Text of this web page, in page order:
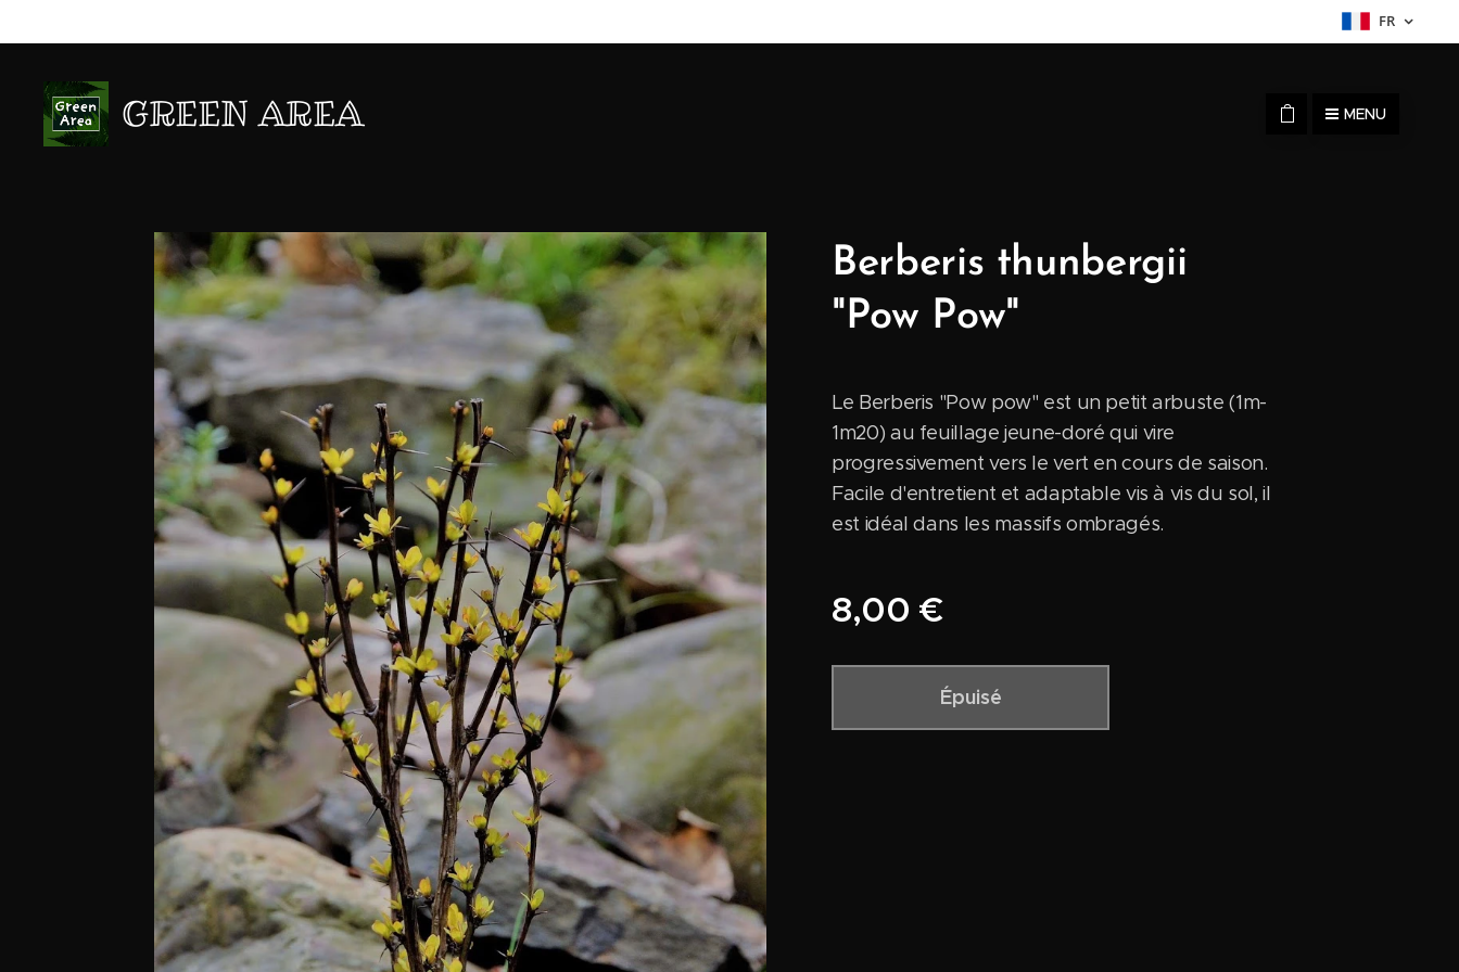
FR
GREEN AREA MENU
Berberis thunbergii
"Pow Pow"
Le Berberis "Pow pow" est un petit arbuste (1m-
1m20) au feuillage jeune-doré qui vire
progressivement vers le vert en cours de saison.
Facile d'entretient et adaptable vis à vis du sol, il
est idéal dans les massifs ombragés.
8,00 €
Épuisé